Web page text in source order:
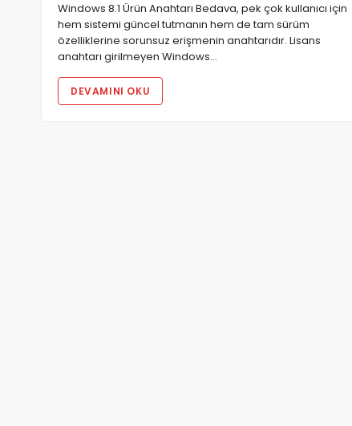
Windows 8.1 Ürün Anahtarı Bedava, pek çok kullanıcı için
hem sistemi güncel tutmanın hem de tam sürüm
özelliklerine sorunsuz erişmenin anahtarıdır. Lisans
anahtarı girilmeyen Windows…
DEVAMINI OKU